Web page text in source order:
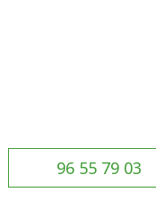
96 55 79 03